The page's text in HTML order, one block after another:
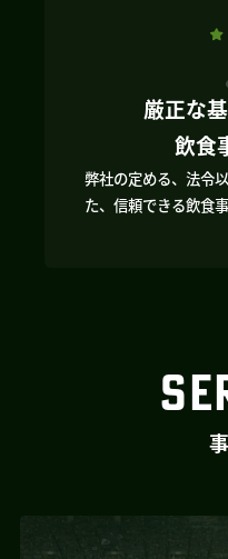
厳正な
飲食
弊社の定める、法令
た、信頼できる飲食